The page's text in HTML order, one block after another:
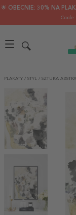
🌟 OBECNIE: 30% NA
PLAKATY / STYL / SZTUKA